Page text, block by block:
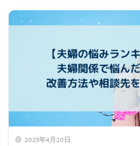
2023年4月20日